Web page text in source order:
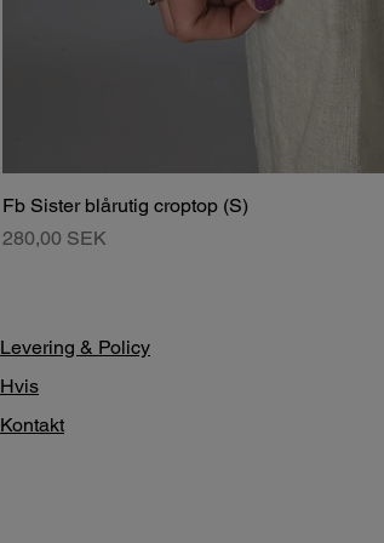
Fb Sister blårutig croptop (S)
Pris
280,00 SEK
Levering & Policy
Hvis
Kontakt